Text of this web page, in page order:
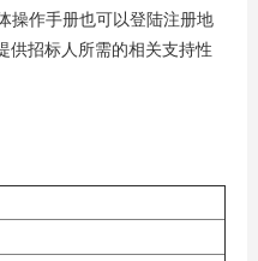
操作手册也可以登陆注册地
供招标人所需的相关支持性